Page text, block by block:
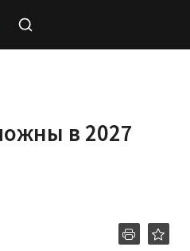
в 2027